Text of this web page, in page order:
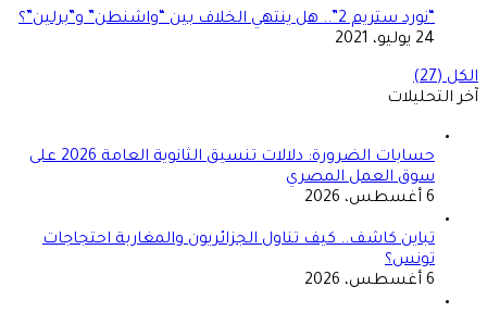
“نورد ستريم 2”.. هل ينتهي الخلاف بين “واشنطن” و”برلين”؟
24 يوليو، 2021
الكل (27)
آخر التحليلات
حسابات الضرورة: دلالات تنسيق الثانوية العامة 2026 على
سوق العمل المصري
6 أغسطس، 2026
تباين كاشف.. كيف تناول الجزائريون والمغاربة احتجاجات
تونس؟
6 أغسطس، 2026